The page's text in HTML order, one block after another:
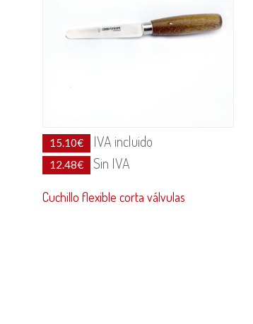
15.10€ IVA incluido
12.48€ Sin IVA
Cuchillo flexible corta válvulas